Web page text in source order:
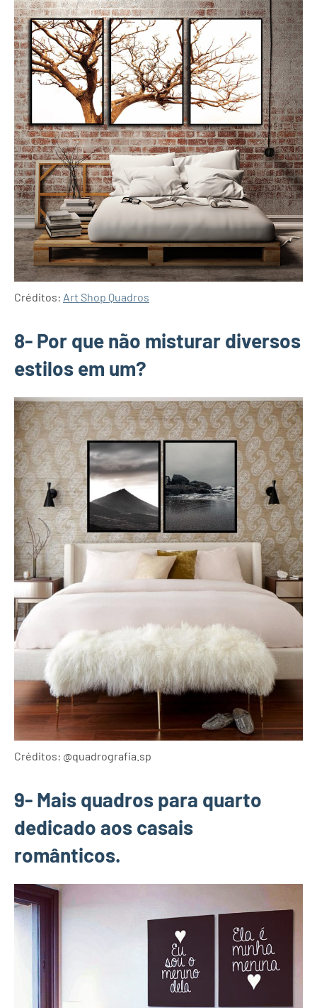
Créditos: Art Shop Quadros
8- Por que não misturar diversos
estilos em um?
Créditos: @quadrografia.sp
9- Mais quadros para quarto
dedicado aos casais
românticos.